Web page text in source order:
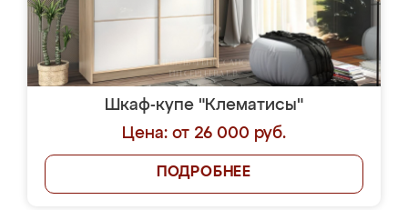
Шкаф-купе "Клематисы"
Цена: от 26 000 руб.
ПОДРОБНЕЕ